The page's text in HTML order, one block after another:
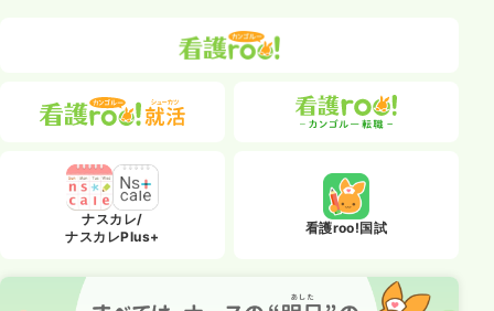
ナスカレ/
ナスカレPlus+
看護roo!国試